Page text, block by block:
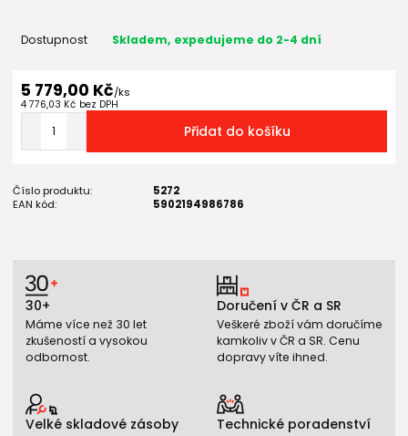
Dostupnost Skladem, expedujeme do 2-4 dní
5 779,00 Kč/ks
4 776,03 Kč bez DPH
Přidat do košíku
Číslo produktu:
5272
EAN kód:
5902194986786
30+
Máme více než 30 let
zkušeností a vysokou
odbornost.
Doručení v ČR a SR
Veškeré zboží vám doručíme
kamkoliv v ČR a SR. Cenu
dopravy víte ihned.
Velké skladové zásoby Technické poradenství